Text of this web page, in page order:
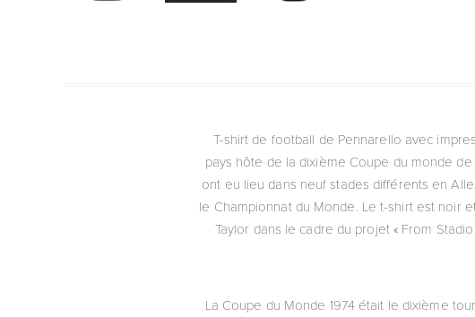
T-shirt de football de Pennarello avec
pays hôte de la dixième Coupe du monde
ont eu lieu dans neuf stades différents en
le Championnat du Monde. Le t-shirt est noir
Taylor dans le cadre du projet « From
La Coupe du Monde 1974 était le dixième